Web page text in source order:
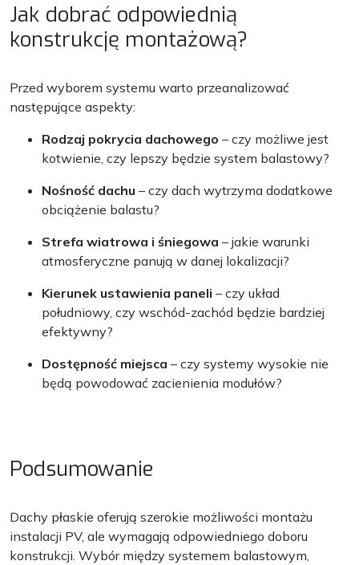
Jak dobrać odpowiednią
konstrukcję montażową?
Przed wyborem systemu warto przeanalizować
następujące aspekty:
Rodzaj pokrycia dachowego – czy możliwe jest
kotwienie, czy lepszy będzie system balastowy?
Nośność dachu – czy dach wytrzyma dodatkowe
obciążenie balastu?
Strefa wiatrowa i śniegowa – jakie warunki
atmosferyczne panują w danej lokalizacji?
Kierunek ustawienia paneli – czy układ
południowy, czy wschód-zachód będzie bardziej
efektywny?
Dostępność miejsca – czy systemy wysokie nie
będą powodować zacienienia modułów?
Podsumowanie
Dachy płaskie oferują szerokie możliwości montażu
instalacji PV, ale wymagają odpowiedniego doboru
konstrukcji. Wybór między systemem balastowym,